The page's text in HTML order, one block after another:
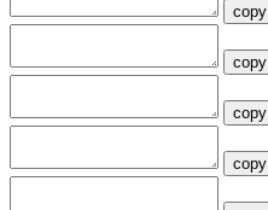
copy
copy
copy
copy